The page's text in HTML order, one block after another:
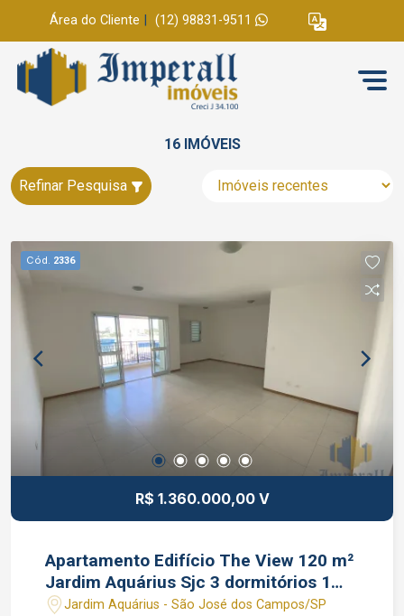
Área do Cliente (12) 98831-9511
16 IMÓVEIS
Refinar Pesquisa
Cód. 2336
R$ 1.360.000,00 V
Apartamento Edifício The View 120 m²
Jardim Aquárius Sjc 3 dormitórios 1
suíte
Jardim Aquárius - São José dos Campos/SP